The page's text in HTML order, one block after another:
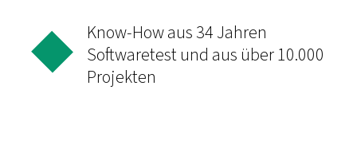
Know-How aus 34 Jahren
Softwaretest und aus über 10.000
Projekten